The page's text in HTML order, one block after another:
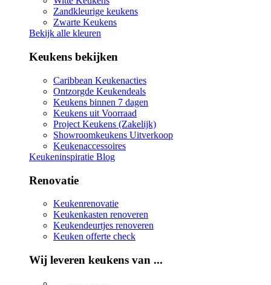
Zandkleurige keukens
Zwarte Keukens
Bekijk alle kleuren
Keukens bekijken
Caribbean Keukenacties
Ontzorgde Keukendeals
Keukens binnen 7 dagen
Keukens uit Voorraad
Project Keukens (Zakelijk)
Showroomkeukens Uitverkoop
Keukenaccessoires
Keukeninspiratie Blog
Renovatie
Keukenrenovatie
Keukenkasten renoveren
Keukendeurtjes renoveren
Keuken offerte check
Wij leveren keukens van ...